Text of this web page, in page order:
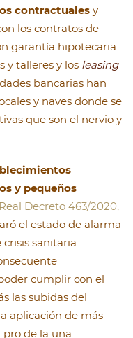
contractuales y
los contratos de
garantía hipotecaria
y talleres y los leasing
bancarias han
y naves donde se
que son el nervio y
y pequeños
Real Decreto 463/2020,
el estado de alarma
sanitaria
cumplir con el
las subidas del
aplicación de más
pro de la una